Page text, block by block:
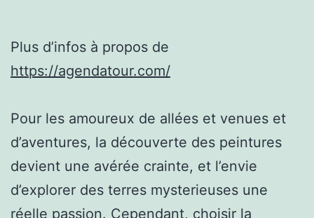
Plus d’infos à propos de
https://agendatour.com/
Pour les amoureux de allées et venues et
d’aventures, la découverte des peintures
devient une avérée crainte, et l’envie
d’explorer des terres mysterieuses une
réelle passion. Cependant, choisir la